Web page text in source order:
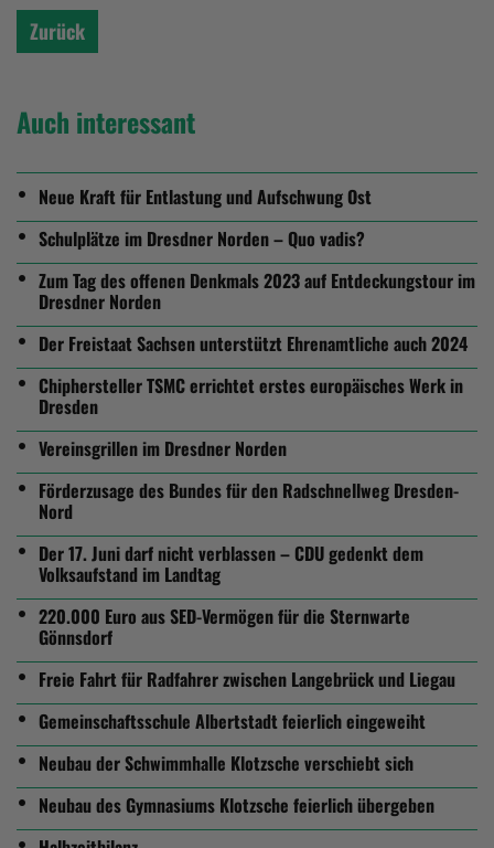
Zurück
Auch interessant
Neue Kraft für Entlastung und Aufschwung Ost
Schulplätze im Dresdner Norden – Quo vadis?
Zum Tag des offenen Denkmals 2023 auf Entdeckungstour im
Dresdner Norden
Der Freistaat Sachsen unterstützt Ehrenamtliche auch 2024
Chiphersteller TSMC errichtet erstes europäisches Werk in
Dresden
Vereinsgrillen im Dresdner Norden
Förderzusage des Bundes für den Radschnellweg Dresden-
Nord
Der 17. Juni darf nicht verblassen – CDU gedenkt dem
Volksaufstand im Landtag
220.000 Euro aus SED-Vermögen für die Sternwarte
Gönnsdorf
Freie Fahrt für Radfahrer zwischen Langebrück und Liegau
Gemeinschaftsschule Albertstadt feierlich eingeweiht
Neubau der Schwimmhalle Klotzsche verschiebt sich
Neubau des Gymnasiums Klotzsche feierlich übergeben